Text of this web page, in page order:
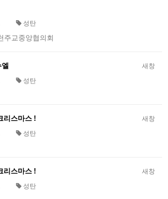
성탄
주교중앙협의회
새창
엘
성탄
새창
리스마스 !
성탄
새창
리스마스 !
성탄